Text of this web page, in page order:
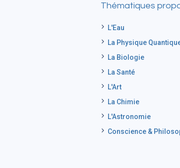
Thématiques
L'Eau
La Physique
La Biologie
La Santé
L'Art
La Chimie
L'Astronomie
Conscience &